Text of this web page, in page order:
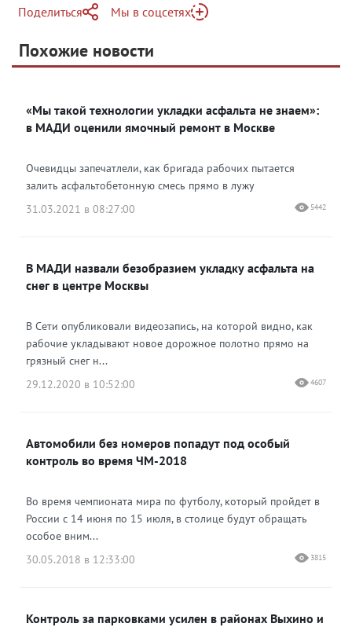
Поделиться
Telegram
Одноклассники
Мы в соцсетях
Яндекс Дзен
Похожие новости
«Мы такой технологии укладки асфальта не знаем»:
в МАДИ оценили ямочный ремонт в Москве
Очевидцы запечатлели, как бригада рабочих пытается
залить асфальтобетонную смесь прямо в лужу
31.03.2021 в 08:27:00
5442
В МАДИ назвали безобразием укладку асфальта на
снег в центре Москвы
В Сети опубликовали видеозапись, на которой видно, как
рабочие укладывают новое дорожное полотно прямо на
грязный снег н...
29.12.2020 в 10:52:00
4607
Автомобили без номеров попадут под особый
контроль во время ЧМ-2018
Во время чемпионата мира по футболу, который пройдет в
России с 14 июня по 15 июля, в столице будут обращать
особое вним...
30.05.2018 в 12:33:00
3815
Контроль за парковками усилен в районах Выхино и